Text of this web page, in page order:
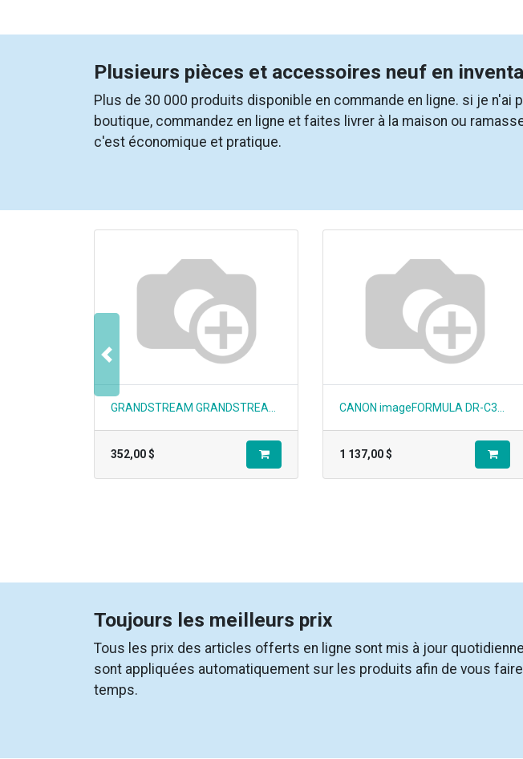
Plusieurs pièces et accessoires neuf en
Plus de 30 000 produits disponible en commande en ligne. si je n'ai
boutique, commandez en ligne et faites livrer à la maison ou
c'est économique et pratique.
GRANDSTREAM GRANDSTREAM OUTDOOR 2 WAY SIP HORN SPEAKER, 50 WATT, POE++ OR 24-48V DC IN No Produit:GSC3518HS
352,00$
CANON imageFORMULA DR-C350, AC Adapter, Power Cable, USB Cable, Setup Guide, Safety In No Produit:7290C002
1 137,00$
Précedent
Toujours les meilleurs prix
Tous les prix des articles offerts en ligne sont mis à jour
sont appliquées automatiquement sur les produits afin de vous
temps.